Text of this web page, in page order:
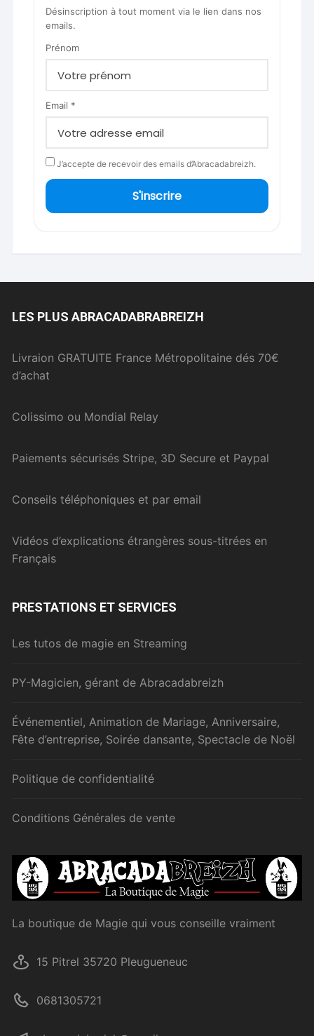
Désinscription à tout moment via le lien dans nos
emails.
Prénom
Email *
J’accepte de recevoir des emails d’Abracadabreizh.
S'inscrire
LES PLUS ABRACADABRABREIZH
Livraion GRATUITE France Métropolitaine dés 70€
d’achat
Colissimo ou Mondial Relay
Paiements sécurisés Stripe, 3D Secure et Paypal
Conseils téléphoniques et par email
Vidéos d’explications étrangères sous-titrées en
Français
PRESTATIONS ET SERVICES
Les tutos de magie en Streaming
PY-Magicien, gérant de Abracadabreizh
Événementiel, Animation de Mariage, Anniversaire,
Fête d’entreprise, Soirée dansante, Spectacle de Noël
Politique de confidentialité
Conditions Générales de vente
La boutique de Magie qui vous conseille vraiment
15 Pitrel 35720 Pleugueneuc
0681305721